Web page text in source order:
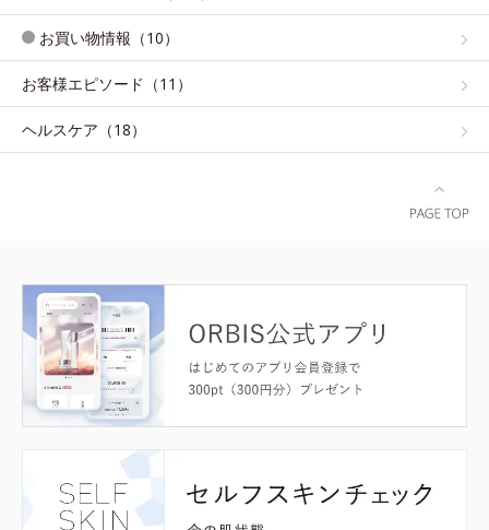
お買い物情報（10）
お客様エピソード（11）
ヘルスケア（18）